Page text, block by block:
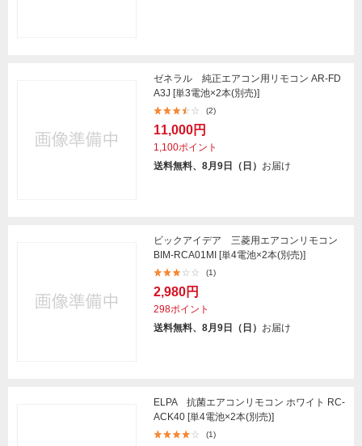
ゼネラル 純正エアコン用リモコン AR-FD
A3J [単3電池×2本(別売)]
(2)
11,000円
1,100ポイント
送料無料、8月9日（日） お届け
ビックアイデア 三菱用エアコンリモコン
BIM-RCA01MI [単4電池×2本(別売)]
(1)
2,980円
298ポイント
送料無料、8月9日（日） お届け
ELPA 抗菌エアコンリモコン ホワイト RC-
ACK40 [単4電池×2本(別売)]
(1)